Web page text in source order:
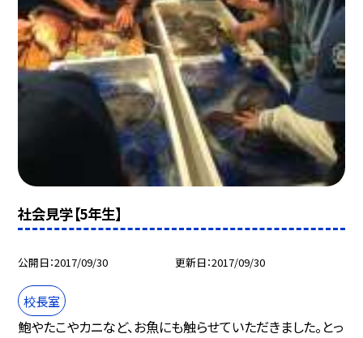
社会見学【5年生】
公開日 2017/09/30 更新日 2017/09/30
校長室
鮑やたこやカニなど、お魚にも触らせていただきました。とっ